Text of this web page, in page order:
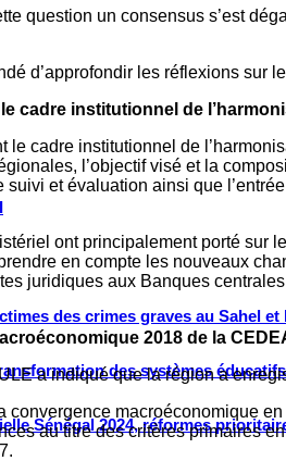
des crimes graves au Sahel et
des systèmes
Sénégal 2024, réformes
question un consensus s’est
d’approfondir les réflexions sur
cadre institutionnel de
le cadre institutionnel de
l’objectif visé et la
suivi et évaluation ainsi que
ont principalement porté sur
en compte les nouveaux
juridiques aux Banques
2018 de la
a indiqué que la région a
convergence macroéconomique
au titre des critères primaires